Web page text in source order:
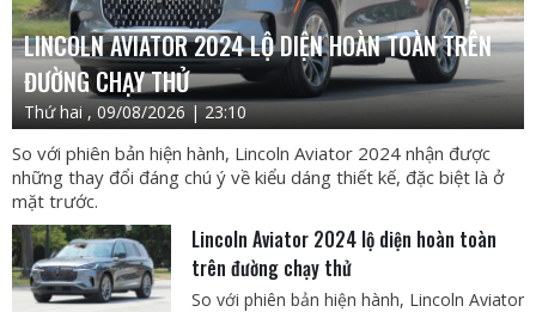
LINCOLN AVIATOR 2024 LỘ DIỆN HOÀN TOÀN TRÊN
ĐƯỜNG CHẠY THỬ
Thứ hai , 09/08/2026 | 23:10
So với phiên bản hiện hành, Lincoln Aviator 2024 nhận được
những thay đổi đáng chú ý về kiểu dáng thiết kế, đặc biệt là ở
mặt trước.
Lincoln Aviator 2024 lộ diện hoàn toàn
trên đường chạy thử
So với phiên bản hiện hành, Lincoln Aviator